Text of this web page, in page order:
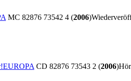
MC 82876 73542 4 (2006)
EUROPA CD 82876 73543 2 (2006)